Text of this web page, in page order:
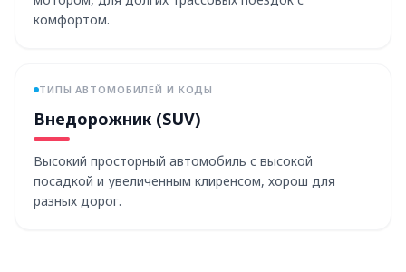
комфортом.
ТИПЫ АВТОМОБИЛЕЙ И КОДЫ
Внедорожник (SUV)
Высокий просторный автомобиль с высокой
посадкой и увеличенным клиренсом, хорош для
разных дорог.